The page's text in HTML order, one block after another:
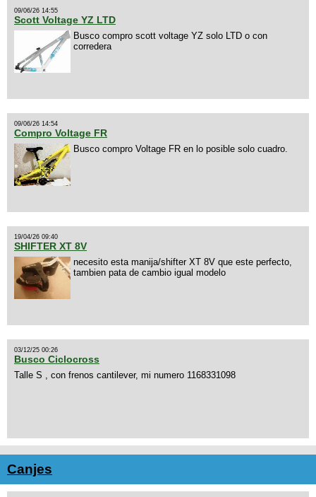
09/06/26 14:55
Scott Voltage YZ LTD
Busco compro scott voltage YZ solo LTD o con
corredera
09/06/26 14:54
Compro Voltage FR
Busco compro Voltage FR en lo posible solo cuadro.
19/04/26 09:40
SHIFTER XT 8V
necesito esta manija/shifter XT 8V que este perfecto,
tambien pata de cambio igual modelo
03/12/25 00:26
Busco Ciclocross
Talle S , con frenos cantilever, mi numero 1168331098
Canjes